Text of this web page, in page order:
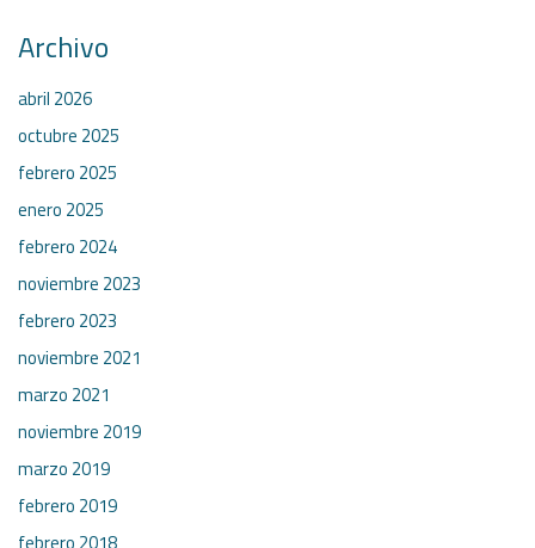
Archivo
abril 2026
octubre 2025
febrero 2025
enero 2025
febrero 2024
noviembre 2023
febrero 2023
noviembre 2021
marzo 2021
noviembre 2019
marzo 2019
febrero 2019